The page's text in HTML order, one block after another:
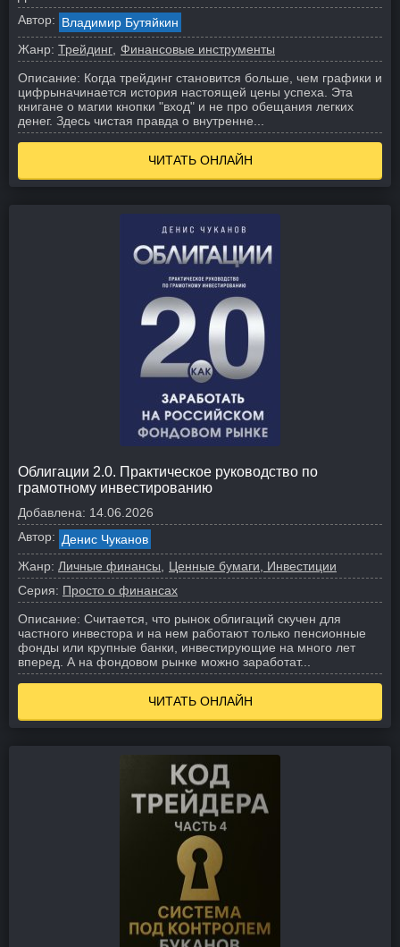
Автор: Владимир Бутяйкин
Жанр: Трейдинг Финансовые инструменты
Описание: Когда трейдинг становится больше, чем графики и
цифрыначинается история настоящей цены успеха. Эта
книгане о магии кнопки "вход" и не про обещания легких
денег. Здесь чистая правда о внутренне...
ЧИТАТЬ ОНЛАЙН
Облигации 2.0. Практическое руководство по
грамотному инвестированию
Добавлена: 14.06.2026
Автор: Денис Чуканов
Жанр: Личные финансы
Ценные бумаги, Инвестиции
Серия: Просто о финансах
Описание: Считается, что рынок облигаций скучен для
частного инвестора и на нем работают только пенсионные
фонды или крупные банки, инвестирующие на много лет
вперед. А на фондовом рынке можно заработат...
ЧИТАТЬ ОНЛАЙН